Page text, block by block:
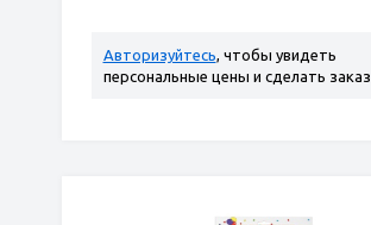
Авторизуйтесь, чтобы увидеть
персональные цены и сделать заказ